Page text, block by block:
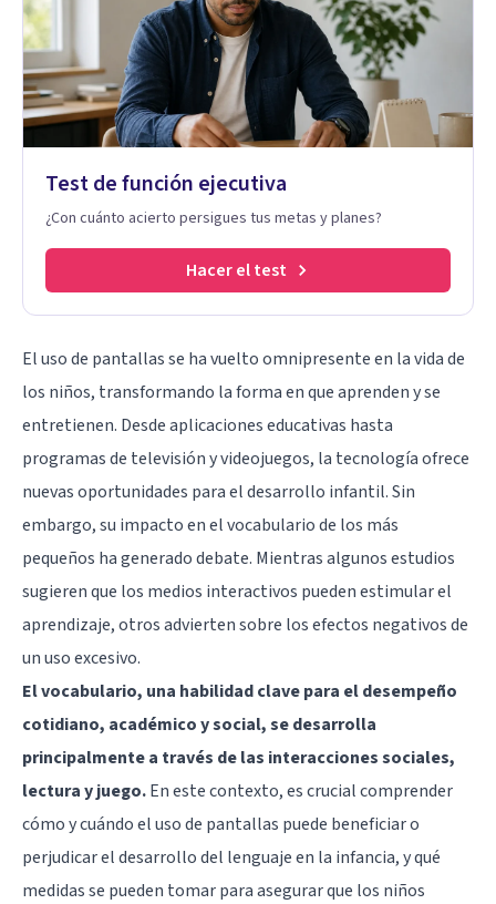
Test de función ejecutiva
¿Con cuánto acierto persigues tus metas y planes?
Hacer el test
El uso de pantallas se ha vuelto omnipresente en la vida de
los niños, transformando la forma en que aprenden y se
entretienen. Desde aplicaciones educativas hasta
programas de televisión y videojuegos, la tecnología ofrece
nuevas oportunidades para el desarrollo infantil. Sin
embargo, su impacto en el vocabulario de los más
pequeños ha generado debate. Mientras algunos estudios
sugieren que los medios interactivos pueden estimular el
aprendizaje, otros advierten sobre los efectos negativos de
un uso excesivo.
El vocabulario, una habilidad clave para el desempeño
cotidiano, académico y social, se desarrolla
principalmente a través de las interacciones sociales,
lectura y juego.En este contexto, es crucial comprender
cómo y cuándo el uso de pantallas puede beneficiar o
perjudicar el desarrollo del lenguaje en la infancia, y qué
medidas se pueden tomar para asegurar que los niños